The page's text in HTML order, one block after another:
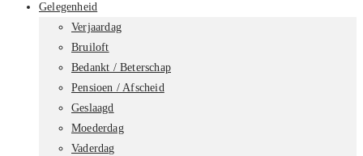
Gelegenheid
Verjaardag
Bruiloft
Bedankt / Beterschap
Pensioen / Afscheid
Geslaagd
Moederdag
Vaderdag